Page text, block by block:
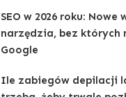
SEO w 2026 roku: Nowe
narzędzia, bez których
Google
Ile zabiegów depilacji